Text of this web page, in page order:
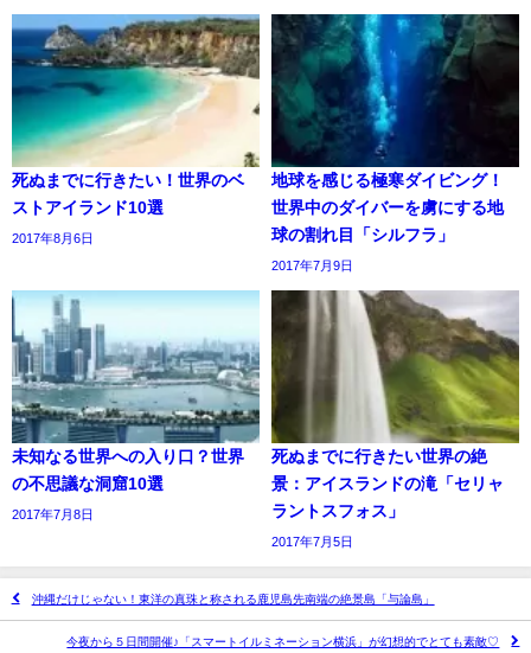
死ぬまでに行きたい！世界のベ
ストアイランド10選
2017年8月6日
地球を感じる極寒ダイビング！
世界中のダイバーを虜にする地
球の割れ目「シルフラ」
2017年7月9日
未知なる世界への入り口？世界
の不思議な洞窟10選
2017年7月8日
死ぬまでに行きたい世界の絶
景：アイスランドの滝「セリャ
ラントスフォス」
2017年7月5日
沖縄だけじゃない！東洋の真珠と称される鹿児島先南端の絶景島「与論島」
今夜から５日間開催♪「スマートイルミネーション横浜」が幻想的でとても素敵♡